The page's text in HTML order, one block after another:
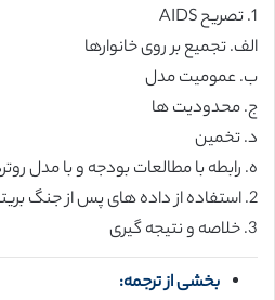
1. تصریح AIDS
الف. تجمیع بر روی خانوارها
ب. عمومیت مدل
ج. محدودیت ها
د. تخمین
ه. رابطه با مطالعات بودجه و با مدل
2. استفاده از داده های پس از جنگ بریتانیا
3. خلاصه و نتیجه گیری
بخشی از ترجمه: